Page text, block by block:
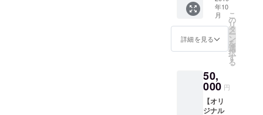
礼メー
ル】
【オリ
ジナル
付箋】
【オリ
ボール
ペン】
【メー
ル or
Twitter
年10
月
詳細を見る
こ
の
リ
タ
ー
ン
を
選
択
す
る
50,
000 円
【オリ
ジナル